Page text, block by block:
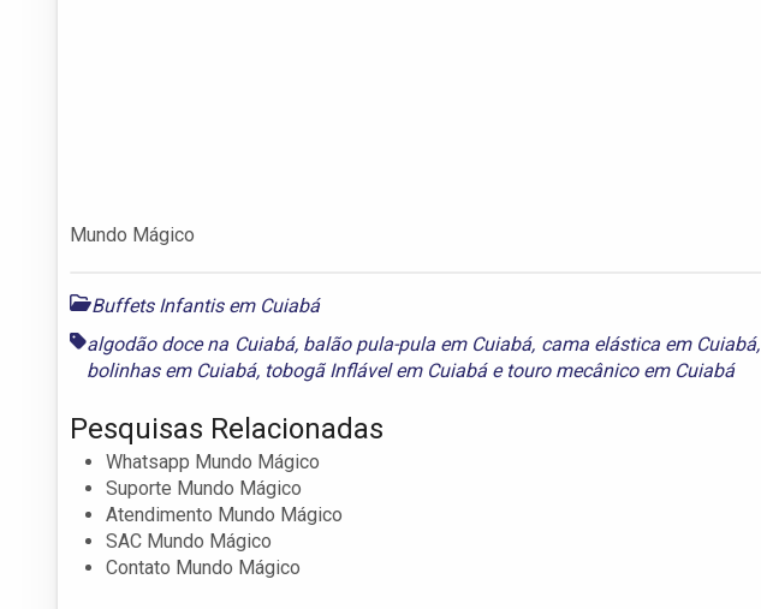
Mundo Mágico
Buffets Infantis em Cuiabá
algodão doce na Cuiabá, balão pula-pula em Cuiabá, cama elástica em Cuiabá,
bolinhas em Cuiabá, tobogã Inflável em Cuiabáe touro mecânico em Cuiabá
Pesquisas Relacionadas
Whatsapp Mundo Mágico
Suporte Mundo Mágico
Atendimento Mundo Mágico
SAC Mundo Mágico
Contato Mundo Mágico